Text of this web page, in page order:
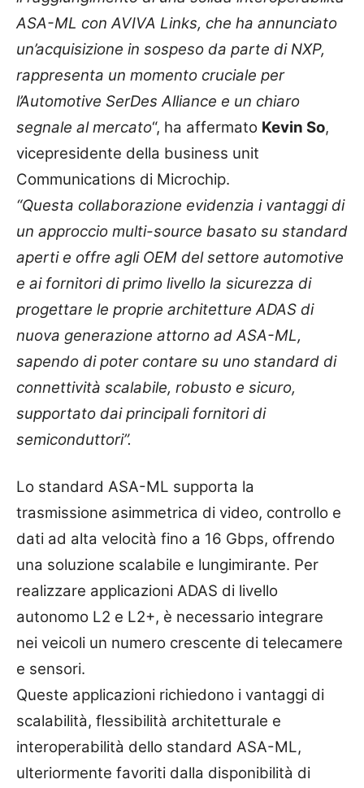
ASA-ML con AVIVA Links, che ha annunciato
un’acquisizione in sospeso da parte di NXP,
rappresenta un momento cruciale per
l’Automotive SerDes Alliance e un chiaro
segnale al mercato“, ha affermato Kevin So,
vicepresidente della business unit
Communications di Microchip.
“Questa collaborazione evidenzia i vantaggi di
un approccio multi-source basato su standard
aperti e offre agli OEM del settore automotive
e ai fornitori di primo livello la sicurezza di
progettare le proprie architetture ADAS di
nuova generazione attorno ad ASA-ML,
sapendo di poter contare su uno standard di
connettività scalabile, robusto e sicuro,
supportato dai principali fornitori di
semiconduttori”.
Lo standard ASA-ML supporta la
trasmissione asimmetrica di video, controllo e
dati ad alta velocità fino a 16 Gbps, offrendo
una soluzione scalabile e lungimirante. Per
realizzare applicazioni ADAS di livello
autonomo L2 e L2+, è necessario integrare
nei veicoli un numero crescente di telecamere
e sensori.
Queste applicazioni richiedono i vantaggi di
scalabilità, flessibilità architetturale e
interoperabilità dello standard ASA-ML,
ulteriormente favoriti dalla disponibilità di